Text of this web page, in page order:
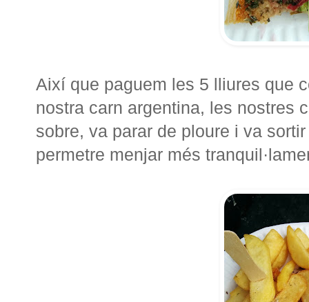
Així que paguem les 5 lliures que
nostra carn argentina, les nostres
sobre, va parar de ploure i va
permetre menjar més